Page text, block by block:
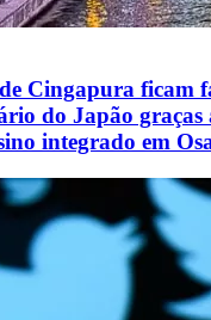
Cingapura ficam
do Japão graças
integrado em